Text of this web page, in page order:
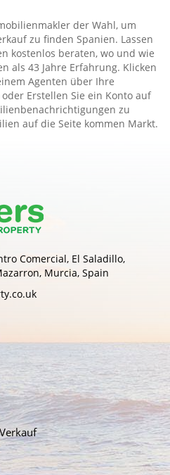
der Wahl, um
zu finden Spanien. Lassen
kostenlos beraten, wo und wie
als 43 Jahre Erfahrung. Klicken
Agenten über Ihre
Erstellen Sie ein Konto auf
zu
auf die Seite kommen Markt.
Comercial, El Saladillo,
Murcia, Spain